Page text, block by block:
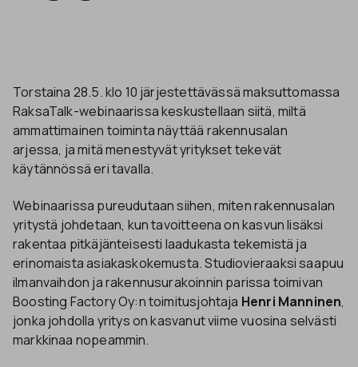
Torstaina 28.5. klo 10 järjestettävässä maksuttomassa
RaksaTalk-webinaarissa keskustellaan siitä, miltä
ammattimainen toiminta näyttää rakennusalan
arjessa, ja mitä menestyvät yritykset tekevät
käytännössä eri tavalla.
Webinaarissa pureudutaan siihen, miten rakennusalan
yritystä johdetaan, kun tavoitteena on kasvun lisäksi
rakentaa pitkäjänteisesti laadukasta tekemistä ja
erinomaista asiakaskokemusta. Studiovieraaksi saapuu
ilmanvaihdon ja rakennusurakoinnin parissa toimivan
Boosting Factory Oy:n toimitusjohtaja Henri Manninen,
jonka johdolla yritys on kasvanut viime vuosina selvästi
markkinaa nopeammin.